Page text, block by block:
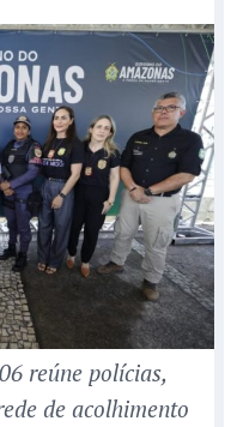
reúne polícias,
de acolhimento